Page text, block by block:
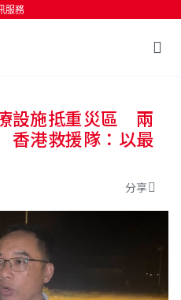
服務
開始搜尋
設施抵重災區 兩
港救援隊：以最
分享